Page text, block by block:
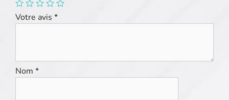
Votre avis *
Nom *